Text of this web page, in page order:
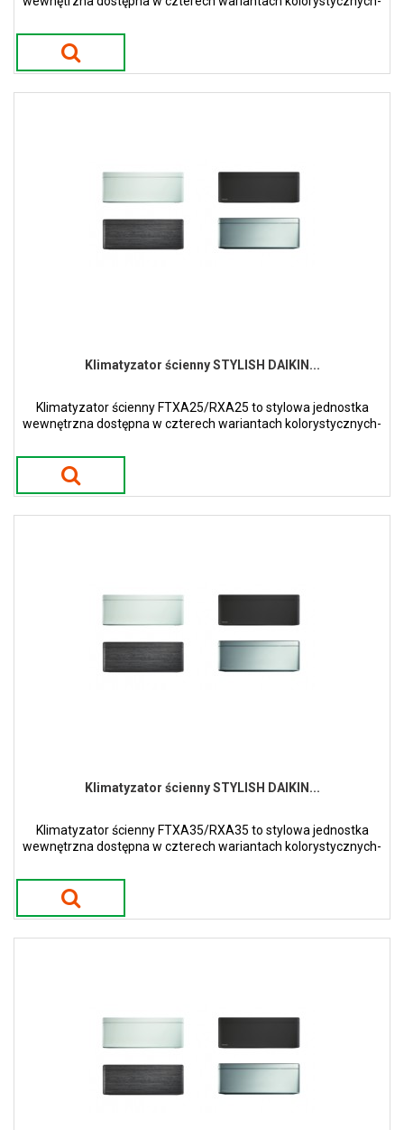
Klimatyzator ścienny STYLISH DAIKIN...
Klimatyzator ścienny FTXA25/RXA25 to stylowa jednostka
wewnętrzna dostępna w czterech wariantach kolorystycznych-
Klimatyzator ścienny STYLISH DAIKIN...
Klimatyzator ścienny FTXA35/RXA35 to stylowa jednostka
wewnętrzna dostępna w czterech wariantach kolorystycznych-